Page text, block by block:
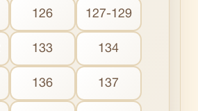
126 127-129
133 134
136 137